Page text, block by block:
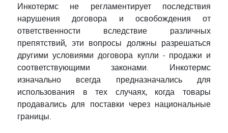
Инкотермс не регламентирует последствия
нарушения договора и освобождения от
ответственности вследствие различных
препятствий, эти вопросы должны разрешаться
другими условиями договора купли - продажи и
соответствующими законами. Инкотермс
изначально всегда предназначались для
использования в тех случаях, когда товары
продавались для поставки через национальные
границы.